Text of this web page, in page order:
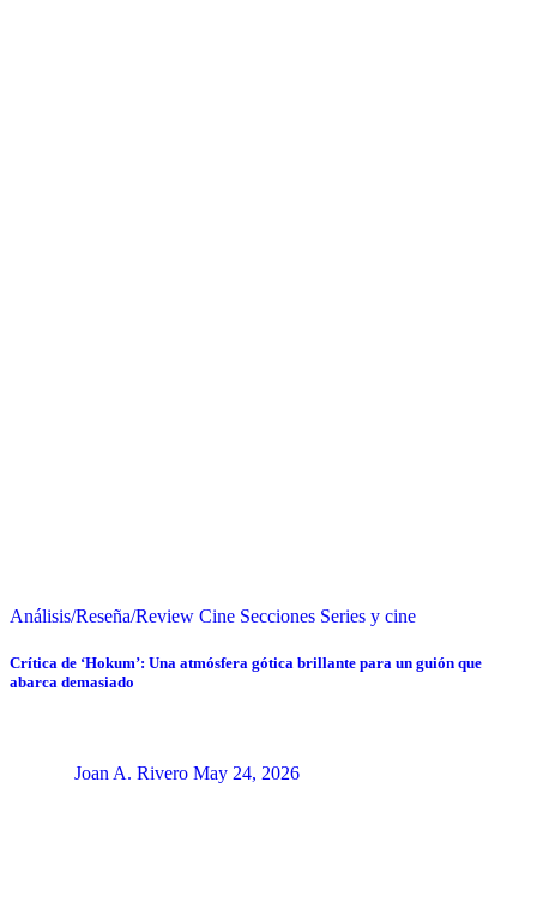
Análisis/Reseña/Review Cine Secciones Series y cine
Crítica de ‘Hokum’: Una atmósfera gótica brillante para un guión que
abarca demasiado
Joan A. Rivero May 24, 2026